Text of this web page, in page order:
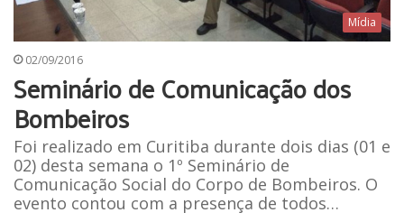
Mídia
02/09/2016
Seminário de Comunicação dos
Bombeiros
Foi realizado em Curitiba durante dois dias (01 e
02) desta semana o 1º Seminário de
Comunicação Social do Corpo de Bombeiros. O
evento contou com a presença de todos…